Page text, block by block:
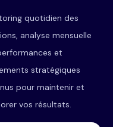
quotidien des
analyse mensuelle
et
stratégiques
pour maintenir et
vos résultats.